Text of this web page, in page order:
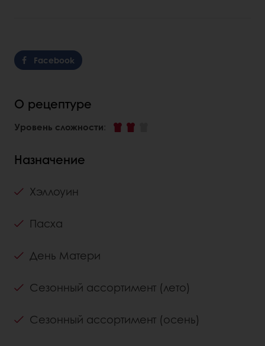
Facebook
О рецептуре
Уровень сложности:
Назначение
Хэллоуин
Пасха
День Матери
Сезонный ассортимент (лето)
Сезонный ассортимент (осень)